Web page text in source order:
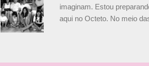
imaginam. Estou
aqui no Octeto. No meio
Bruno, é sua irmã caçula,